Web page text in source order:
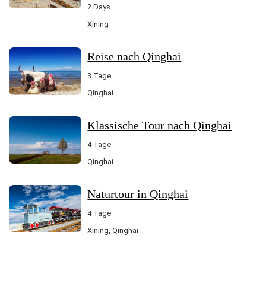
2 Days
Xining
Reise nach Qinghai
3 Tage
Qinghai
Klassische Tour nach Qinghai
4 Tage
Qinghai
Naturtour in Qinghai
4 Tage
Xining, Qinghai